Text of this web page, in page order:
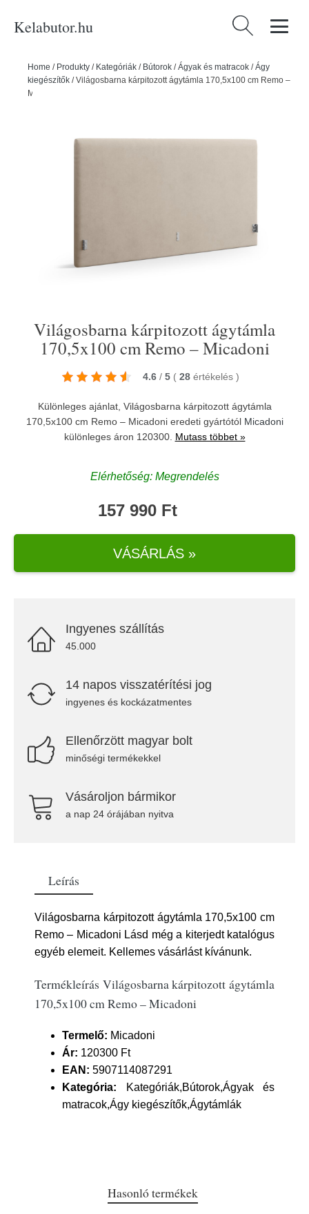
Kelabutor.hu Keresés:
Home / Produkty / Kategóriák / Bútorok /Ágyak és matracok /Ágy
kiegészítők /Világosbarna kárpitozott ágytámla 170,5x100 cm Remo –
Micadoni
Világosbarna kárpitozott ágytámla
170,5x100 cm Remo – Micadoni
4.6 / 5 ( 28 értékelés )
Különleges ajánlat, Világosbarna kárpitozott ágytámla
170,5x100 cm Remo – Micadoni eredeti gyártótól Micadoni
különleges áron 120300. Mutass többet »
Elérhetőség: Megrendelés
157 990 Ft
VÁSÁRLÁS »
Ingyenes szállítás
45.000
14 napos visszatérítési jog
ingyenes és kockázatmentes
Ellenőrzött magyar bolt
minőségi termékekkel
Vásároljon bármikor
a nap 24 órájában nyitva
Leírás
Világosbarna kárpitozott ágytámla 170,5x100 cm
Remo – Micadoni Lásd még a kiterjedt katalógus
egyéb elemeit. Kellemes vásárlást kívánunk.
Termékleírás Világosbarna kárpitozott ágytámla
170,5x100 cm Remo – Micadoni
Termelő: Micadoni
Ár: 120300 Ft
EAN: 5907114087291
Kategória: Kategóriák,Bútorok,Ágyak és
matracok,Ágy kiegészítők,Ágytámlák
Hasonló termékek